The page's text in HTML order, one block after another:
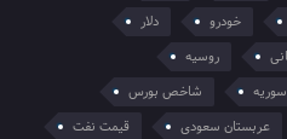
خودرو
دلار
روسیه
سوریه
شاخص بورس
عربستان سعودی قیمت نفت